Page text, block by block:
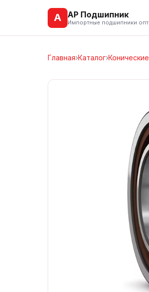
А АР Подшипник
Импортные подшипники
Главная›Каталог›